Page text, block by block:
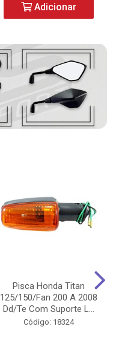
Adicionar
Pisca Honda Titan
125/150/Fan 200 A 2008
Dd/Te Com Suporte L...
Código: 18324